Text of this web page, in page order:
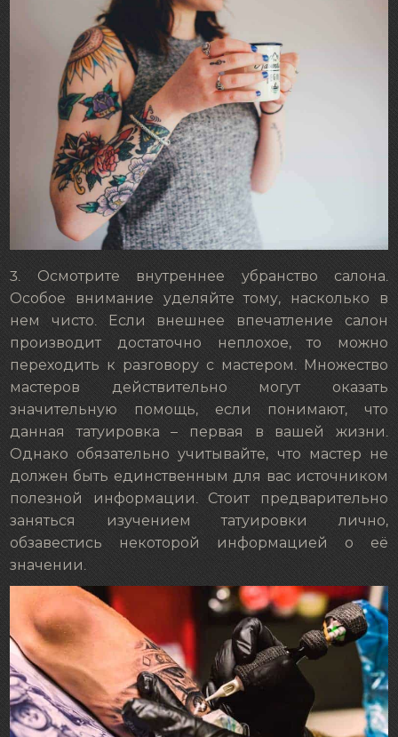
3. Осмотрите внутреннее убранство салона.
Особое внимание уделяйте тому, насколько в
нем чисто. Если внешнее впечатление салон
производит достаточно неплохое, то можно
переходить к разговору с мастером. Множество
мастеров действительно могут оказать
значительную помощь, если понимают, что
данная татуировка – первая в вашей жизни.
Однако обязательно учитывайте, что мастер не
должен быть единственным для вас источником
полезной информации. Стоит предварительно
заняться изучением татуировки лично,
обзавестись некоторой информацией о её
значении.